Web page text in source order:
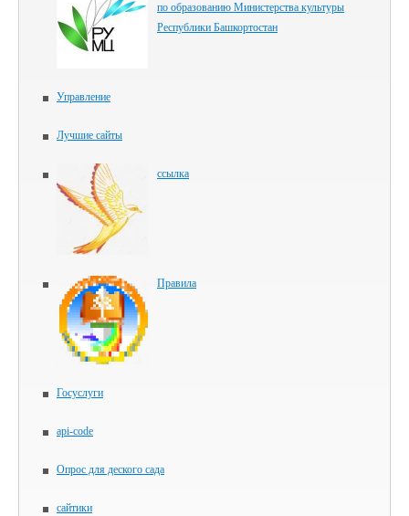
по образованию Министерства культуры
Республики Башкортостан
Управление
Лучшие сайты
ссылка
Правила
Госуслуги
api-code
Опрос для деского сада
сайтики